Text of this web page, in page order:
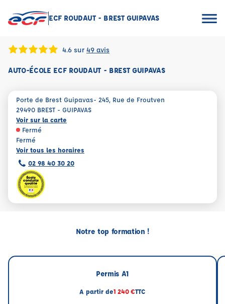
ECF ROUDAUT - BREST GUIPAVAS
4.6 sur 49 avis
AUTO-ÉCOLE ECF ROUDAUT - BREST GUIPAVAS
Porte de Brest Guipavas- 245, Rue de Froutven
29490 BREST - GUIPAVAS
Voir sur la carte
Fermé
Fermé
Voir tous les horaires
02 98 40 30 20
Notre top formation !
Permis A1
A partir de1 240 €TTC